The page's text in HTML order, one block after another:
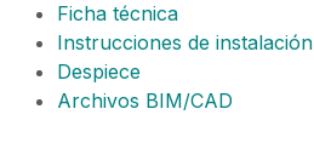
Ficha técnica
Instrucciones de instalación
Despiece
Archivos BIM/CAD